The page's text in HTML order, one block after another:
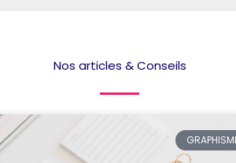
Nos articles & Conseils